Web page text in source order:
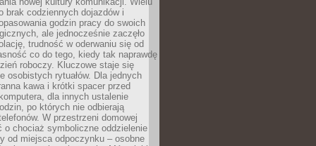
brak codziennych dojazdów i
godzin pracy do swoich
ale jednocześnie zaczęło
trudność w oderwaniu się od
co do tego, kiedy tak naprawdę
roboczy. Kluczowe staje się
osobistych rytuałów. Dla jednych
kawa i krótki spacer przed
dla innych ustalenie
po których nie odbierają
W przestrzeni domowej
o chociaż symboliczne oddzielenie
od miejsca odpoczynku – osobne